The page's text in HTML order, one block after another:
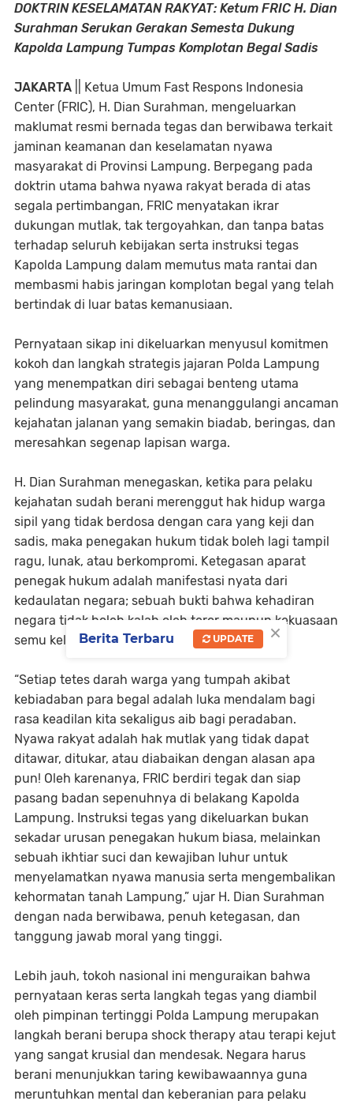
DOKTRIN KESELAMATAN RAKYAT: Ketum FRIC H. Dian
Surahman Serukan Gerakan Semesta Dukung
Kapolda Lampung Tumpas Komplotan Begal Sadis
JAKARTA || Ketua Umum Fast Respons Indonesia
Center (FRIC), H. Dian Surahman, mengeluarkan
maklumat resmi bernada tegas dan berwibawa terkait
jaminan keamanan dan keselamatan nyawa
masyarakat di Provinsi Lampung. Berpegang pada
doktrin utama bahwa nyawa rakyat berada di atas
segala pertimbangan, FRIC menyatakan ikrar
dukungan mutlak, tak tergoyahkan, dan tanpa batas
terhadap seluruh kebijakan serta instruksi tegas
Kapolda Lampung dalam memutus mata rantai dan
membasmi habis jaringan komplotan begal yang telah
bertindak di luar batas kemanusiaan.
Pernyataan sikap ini dikeluarkan menyusul komitmen
kokoh dan langkah strategis jajaran Polda Lampung
yang menempatkan diri sebagai benteng utama
pelindung masyarakat, guna menanggulangi ancaman
kejahatan jalanan yang semakin biadab, beringas, dan
meresahkan segenap lapisan warga.
H. Dian Surahman menegaskan, ketika para pelaku
kejahatan sudah berani merenggut hak hidup warga
sipil yang tidak berdosa dengan cara yang keji dan
sadis, maka penegakan hukum tidak boleh lagi tampil
ragu, lunak, atau berkompromi. Ketegasan aparat
penegak hukum adalah manifestasi nyata dari
kedaulatan negara; sebuah bukti bahwa kehadiran
negara tidak boleh kalah oleh teror maupun kekuasaan
semu kelompok kriminal.
“Setiap tetes darah warga yang tumpah akibat
kebiadaban para begal adalah luka mendalam bagi
rasa keadilan kita sekaligus aib bagi peradaban.
Nyawa rakyat adalah hak mutlak yang tidak dapat
ditawar, ditukar, atau diabaikan dengan alasan apa
pun! Oleh karenanya, FRIC berdiri tegak dan siap
pasang badan sepenuhnya di belakang Kapolda
Lampung. Instruksi tegas yang dikeluarkan bukan
sekadar urusan penegakan hukum biasa, melainkan
sebuah ikhtiar suci dan kewajiban luhur untuk
menyelamatkan nyawa manusia serta mengembalikan
kehormatan tanah Lampung,” ujar H. Dian Surahman
dengan nada berwibawa, penuh ketegasan, dan
tanggung jawab moral yang tinggi.
Lebih jauh, tokoh nasional ini menguraikan bahwa
pernyataan keras serta langkah tegas yang diambil
oleh pimpinan tertinggi Polda Lampung merupakan
langkah berani berupa shock therapy atau terapi kejut
yang sangat krusial dan mendesak. Negara harus
berani menunjukkan taring kewibawaannya guna
meruntuhkan mental dan keberanian para pelaku
×
Berita Terbaru UPDATE